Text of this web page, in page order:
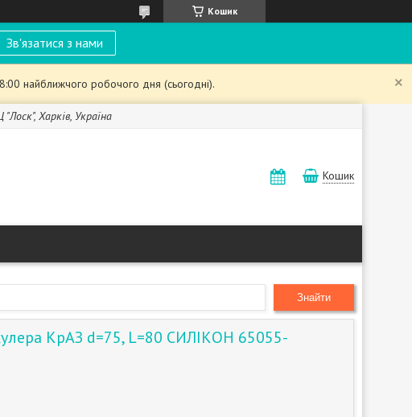
Кошик
Зв'язатися з нами
найближчого робочого дня (сьогодні).
Харків, Україна
Кошик
Знайти
КрАЗ d=75, L=80 СИЛІКОН 65055-